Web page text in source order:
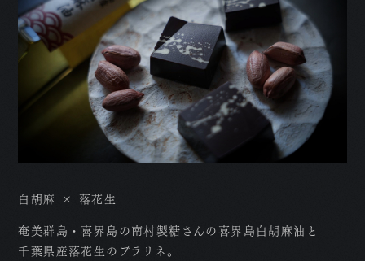
白胡麻 × 落花生
奄美群島・喜界島の南村製糖さんの喜界島白胡麻油と
千葉県産落花生のプラリネ。